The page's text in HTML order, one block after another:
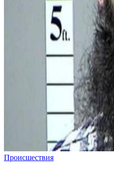
Происшествия